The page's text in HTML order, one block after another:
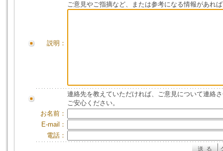
説明：
ご意見やご指摘など、または参考になる情報があれ
連絡先を教えていただければ、ご意見について連絡
ご安心ください。
お名前：
E-mail：
電話：